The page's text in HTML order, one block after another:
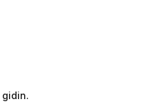
gidin.